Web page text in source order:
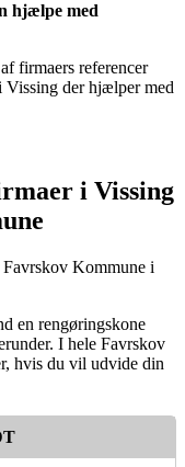
hjælpe med
firmaers referencer
der hjælper med
i Vissing
Kommune i
en rengøringskone
I hele Favrskov
hvis du vil udvide din